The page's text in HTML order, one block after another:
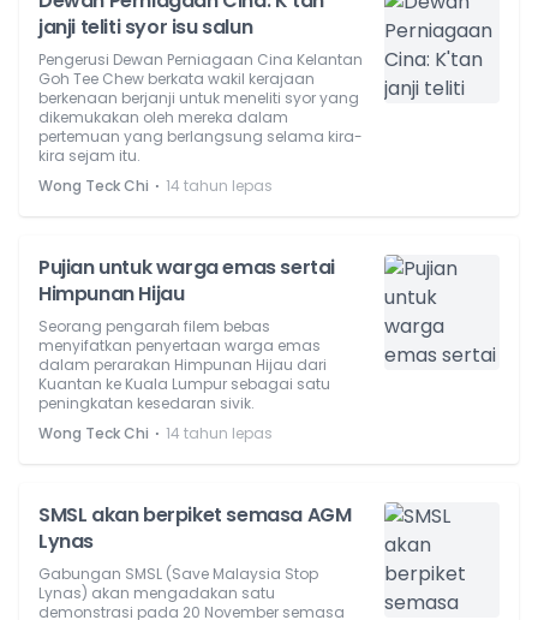
janji teliti syor isu salun
Pengerusi Dewan Perniagaan Cina Kelantan
Goh Tee Chew berkata wakil kerajaan
berkenaan berjanji untuk meneliti syor yang
dikemukakan oleh mereka dalam
pertemuan yang berlangsung selama kira-
kira sejam itu.
Wong Teck Chi ⋅ 14 tahun lepas
Pujian untuk warga emas sertai
Himpunan Hijau
Seorang pengarah filem bebas
menyifatkan penyertaan warga emas
dalam perarakan Himpunan Hijau dari
Kuantan ke Kuala Lumpur sebagai satu
peningkatan kesedaran sivik.
Wong Teck Chi ⋅ 14 tahun lepas
SMSL akan berpiket semasa AGM
Lynas
Gabungan SMSL (Save Malaysia Stop
Lynas) akan mengadakan satu
demonstrasi pada 20 November semasa